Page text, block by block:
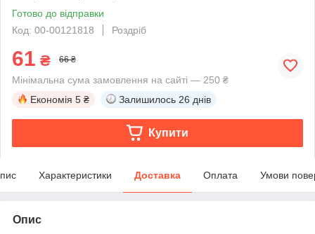
Готово до відправки
Код: 00-00121818
Роздріб
61 ₴ 66 ₴
Мінімальна сума замовлення на сайті — 250 ₴
Економія 5 ₴ Залишилось 26 днів
Купити
Характеристики Доставка Оплата Умови
Опис